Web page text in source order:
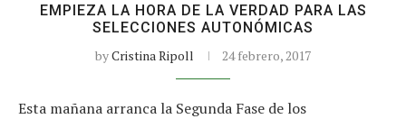
EMPIEZA LA HORA DE LA VERDAD PARA LAS
SELECCIONES AUTONÓMICAS
byCristina Ripoll 24 febrero, 2017
Esta mañana arranca la Segunda Fase de los